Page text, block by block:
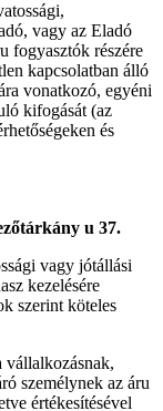
vagy az Eladó
fogyasztók részére
kapcsolatban álló
vonatkozó, egyéni
kifogását (az
és
u 37.
vagy jótállási
kezelésére
szerint köteles
vállalkozásnak,
személynek az áru
értékesítésével